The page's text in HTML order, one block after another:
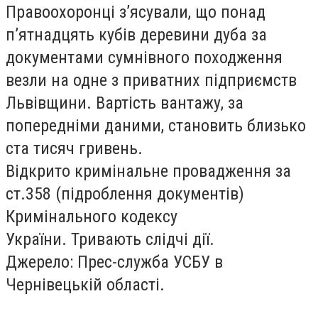
Правоохоронці з’ясували, що понад
п’ятнадцять кубів деревини дуба за
документами сумнівного походження
везли на одне з приватних підприємств
Львівщини. Вартість вантажу, за
попередніми даними, становить близько
ста тисяч гривень.
Відкрито кримінальне провадження за
ст.358 (підроблення документів)
Кримінального кодексу
України. Тривають слідчі дії.
Джерело: Прес-служба УСБУ в
Чернівецькій області.